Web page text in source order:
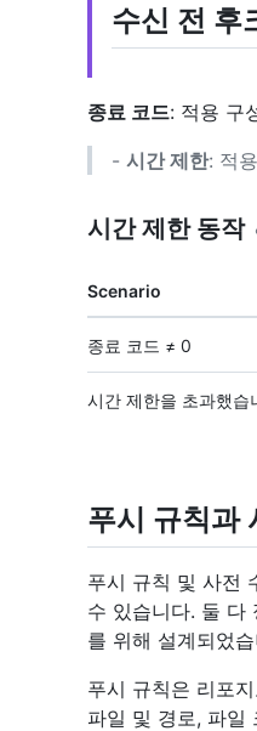
수신 전 후
종료 코드: 적용 구
- 시간 제한: 적
시간 제한 동작
Scenario
종료 코드 ≠ 0
시간 제한을 초과했습
푸시 규칙과
푸시 규칙 및 사전
수 있습니다. 둘 다
를 위해 설계되었
푸시 규칙은 리포
파일 및 경로, 파일